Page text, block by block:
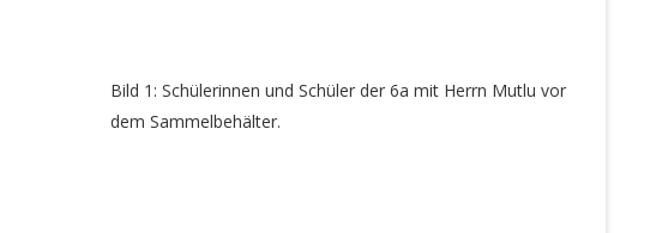
Bild 1: Schülerinnen und Schüler der 6a mit Herrn Mutlu vor
dem Sammelbehälter.